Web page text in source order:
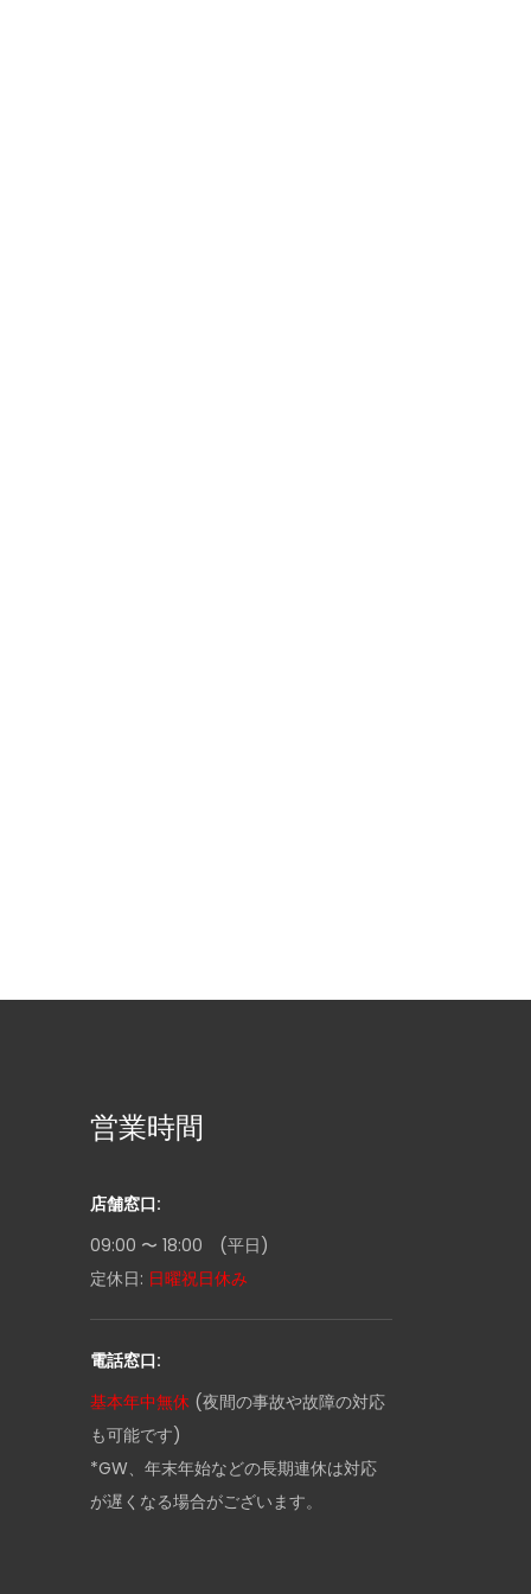
営業時間
店舗窓口:
09:00 〜 18:00 (平日)
定休日: 日曜祝日休み
電話窓口:
基本年中無休 (夜間の事故や故障の対応
も可能です)
*GW、年末年始などの長期連休は対応
が遅くなる場合がございます。